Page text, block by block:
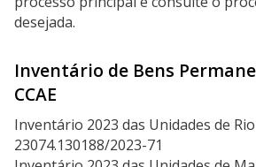
desejada.
Inventário de Bens
CCAE
Inventário 2023 das Unidades de
23074.130188/2023-71